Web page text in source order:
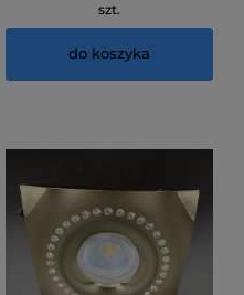
szt.
do koszyka